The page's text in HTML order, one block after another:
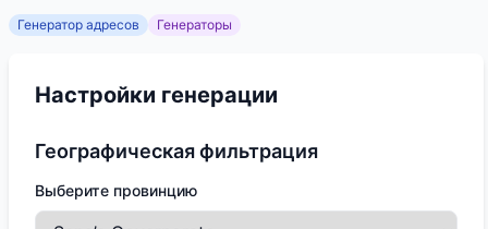
Генератор адресов Генераторы
Настройки генерации
Географическая фильтрация
Выберите провинцию